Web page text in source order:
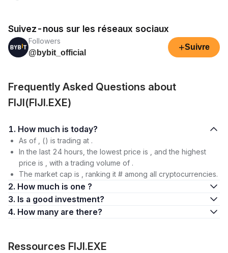
Suivez-nous sur les réseaux sociaux
Followers
@bybit_official
+Suivre
Frequently Asked Questions about
FIJI(FIJI.EXE)
1. How much is today?
As of , () is trading at .
In the last 24 hours, the lowest price is , and the highest
price is , with a trading volume of .
The market cap is , ranking it # among all cryptocurrencies.
2. How much is one ?
3. Is a good investment?
4. How many are there?
Ressources FIJI.EXE